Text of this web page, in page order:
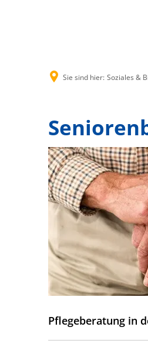
Sie sind hier: Soziales &
Pflegeberatung in